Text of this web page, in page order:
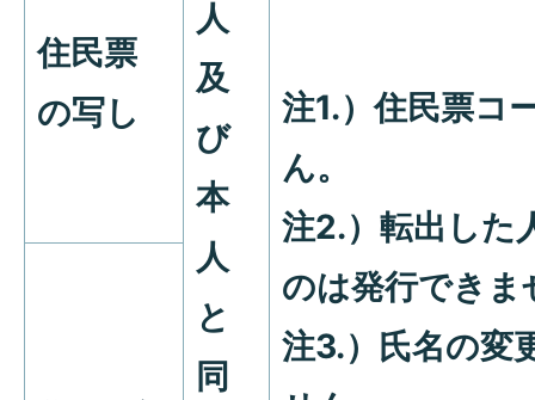
住民票
の写し
人
及
び
本
人
と
同
注1.）住民票コ
ん。
注2.）転出した
のは発行できま
注3.）氏名の変